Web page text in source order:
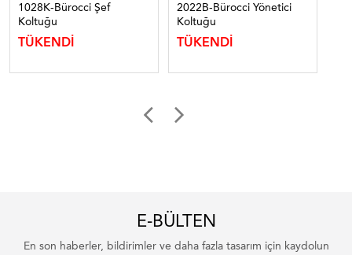
1028K-Bürocci Şef
Koltuğu
TÜKENDİ
2022B-Bürocci Yönetici
Koltuğu
TÜKENDİ
E-BÜLTEN
En son haberler, bildirimler ve daha fazla tasarım için kaydolun